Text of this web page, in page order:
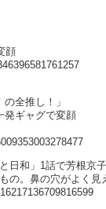
顔
全推し！」
発ギャグで変顔
日和」1話で芳根京
の。鼻の穴がよく見